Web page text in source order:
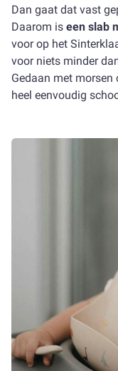
Dan gaat dat vast
Daarom is een slab
voor op het
voor niets minder
Gedaan met morsen
heel eenvoudig